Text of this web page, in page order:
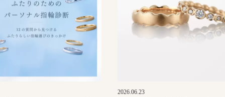
2026.06.23